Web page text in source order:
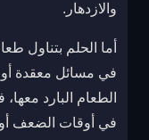
والازدهار.
أما الحلم بتناول
في مسائل معقدة أو
الطعام البارد
في أوقات الضعف